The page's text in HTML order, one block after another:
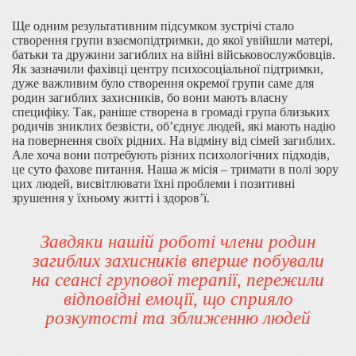
Ще одним результативним підсумком зустрічі стало
створення групи взаємопідтримки, до якої увійшли матері,
батьки та дружини загиблих на війні військовослужбовців.
Як зазначили фахівці центру психосоціальної підтримки,
дуже важливим було створення окремої групи саме для
родин загиблих захисників, бо вони мають власну
специфіку. Так, раніше створена в громаді група близьких
родичів зниклих безвісти, об’єднує людей, які мають надію
на повернення своїх рідних. На відміну від сімей загиблих.
Але хоча вони потребують різних психологічних підходів,
це суто фахове питання. Наша ж місія – тримати в полі зору
цих людей, висвітлювати їхні проблеми і позитивні
зрушення у їхньому житті і здоров’ї.
Завдяки нашій роботі члени родин
загиблих захисників вперше побували
на сеансі групової терапії, пережили
відповідні емоції, що сприяло
розкутості та зближенню людей